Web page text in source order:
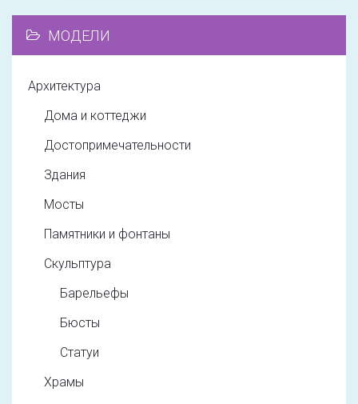
МОДЕЛИ
Архитектура
Дома и коттеджи
Достопримечательности
Здания
Мосты
Памятники и фонтаны
Скульптура
Барельефы
Бюсты
Статуи
Храмы